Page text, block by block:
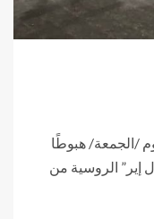
/الجمعة/ هبوطًا
إير” الروسية من